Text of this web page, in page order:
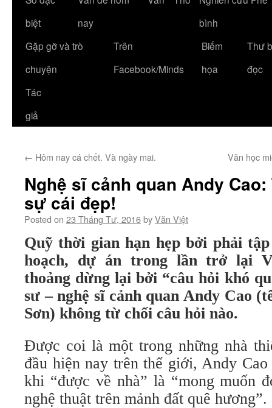
biệt
nay
bình
Gặp gỡ và trò
chuyện
Trên
Facebook/Minds
Biếm
họa
Thư
đọc
Tác
giả
← Hôm nay cá chết. Và ngày mai. Văn học
Nghệ sĩ cảnh quan Andy
sự cái đẹp!
Posted on 23 Tháng Tư, 2016byVăn Việt
Quỹ thời gian hạn hẹp bởi phải
hoạch, dự án trong lần trở lại
thoảng dừng lại bởi “câu hỏi khó
sư – nghệ sĩ cảnh quan Andy Cao
Sơn) không từ chối câu hỏi nào.
Được coi là một trong những nhà
đầu hiện nay trên thế giới, Andy
khi “được về nhà” là “mong muốn
nghệ thuật trên mảnh đất quê hương”.